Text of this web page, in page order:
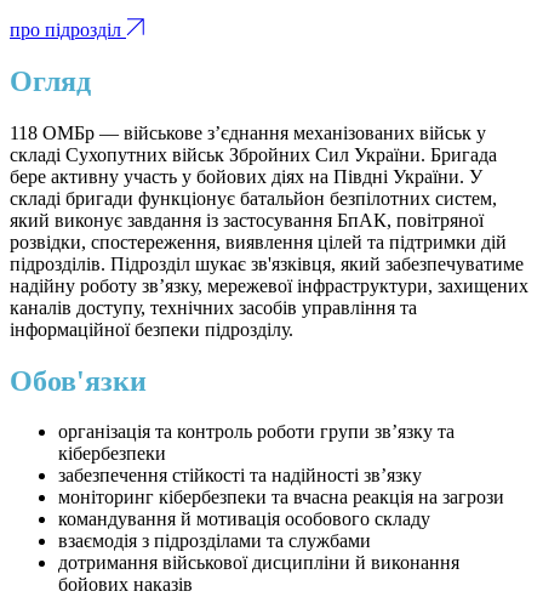
про підрозділ
Огляд
118 ОМБр — військове з’єднання механізованих військ у
складі Сухопутних військ Збройних Сил України. Бригада
бере активну участь у бойових діях на Півдні України. У
складі бригади функціонує батальйон безпілотних систем,
який виконує завдання із застосування БпАК, повітряної
розвідки, спостереження, виявлення цілей та підтримки дій
підрозділів. Підрозділ шукає зв'язківця, який забезпечуватиме
надійну роботу зв’язку, мережевої інфраструктури, захищених
каналів доступу, технічних засобів управління та
інформаційної безпеки підрозділу.
Обов'язки
організація та контроль роботи групи зв’язку та
кібербезпеки
забезпечення стійкості та надійності зв’язку
моніторинг кібербезпеки та вчасна реакція на загрози
командування й мотивація особового складу
взаємодія з підрозділами та службами
дотримання військової дисципліни й виконання
бойових наказів